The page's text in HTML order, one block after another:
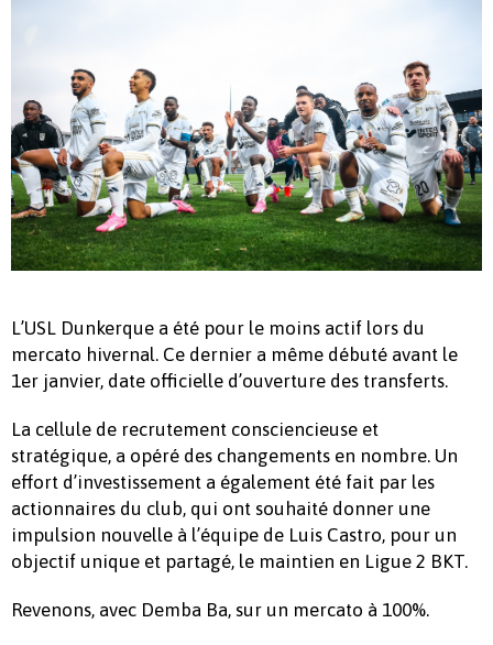
L’USL Dunkerque a été pour le moins actif lors du
mercato hivernal. Ce dernier a même débuté avant le
1er janvier, date officielle d’ouverture des transferts.
La cellule de recrutement consciencieuse et
stratégique, a opéré des changements en nombre. Un
effort d’investissement a également été fait par les
actionnaires du club, qui ont souhaité donner une
impulsion nouvelle à l’équipe de Luis Castro, pour un
objectif unique et partagé, le maintien en Ligue 2 BKT.
Revenons, avec Demba Ba, sur un mercato à 100%.